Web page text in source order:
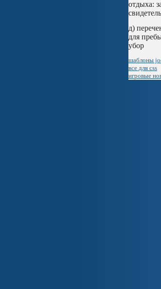
отдыха:
д)
для
убор
шаблоны
все для css
игровые